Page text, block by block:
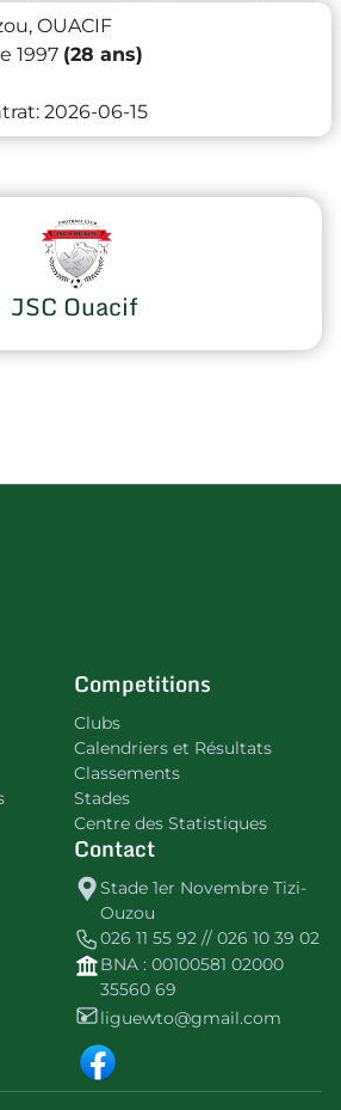
OUACIF
1997 (28 ans)
2026-06-15
JSC Ouacif
Competitions
Clubs
Calendriers et Résultats
Classements
Stades
Centre des Statistiques
Contact
Stade 1er Novembre Tizi-
Ouzou
026 11 55 92 // 026 10 39 02
BNA : 00100581 02000
35560 69
liguewto@gmail.com